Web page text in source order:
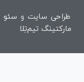
طراحی سایتو سئو
مارکتینگ تیم‌تِلا